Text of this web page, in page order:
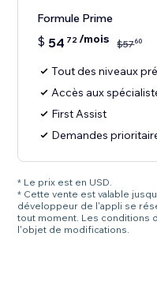
Formule Prime
$ 54 72/mois $5760
Tout des niveaux
Accès aux
First Assist
Demandes
* Le prix est en USD.
* Cette vente est valable
développeur de l'appli se
tout moment. Les conditions
l'objet de modifications.